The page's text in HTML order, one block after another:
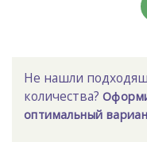
Не нашли
количества?
оптимальный